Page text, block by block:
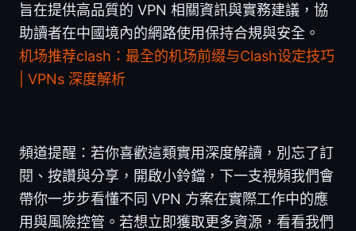
旨在提供高品質的 VPN 相關資訊與實務建議，協
助讀者在中國境內的網路使用保持合規與安全。
机场推荐clash：最全的机场前缀与Clash设定技巧
| VPNs 深度解析
頻道提醒：若你喜歡這類實用深度解讀，別忘了訂
閱、按讚與分享，開啟小鈴鐺，下一支視頻我們會
帶你一步步看懂不同 VPN 方案在實際工作中的應
用與風險控管。若想立即獲取更多資源，看看我們